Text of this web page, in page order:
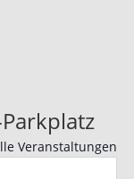
Veranstaltungen